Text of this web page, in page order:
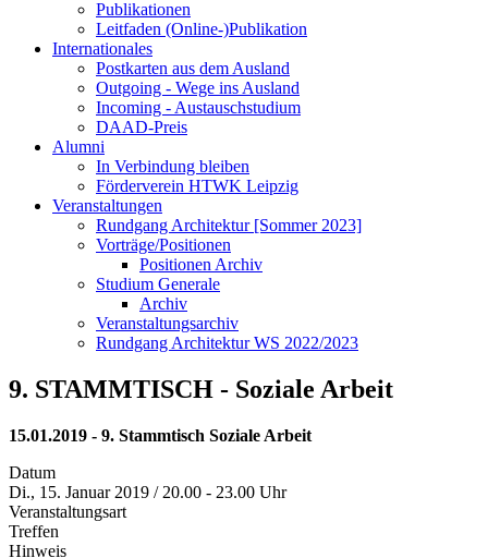
Publikationen
Leitfaden (Online-)Publikation
Internationales
Postkarten aus dem Ausland
Outgoing - Wege ins Ausland
Incoming - Austauschstudium
DAAD-Preis
Alumni
In Verbindung bleiben
Förderverein HTWK Leipzig
Veranstaltungen
Rundgang Architektur [Sommer 2023]
Vorträge/Positionen
Positionen Archiv
Studium Generale
Archiv
Veranstaltungsarchiv
Rundgang Architektur WS 2022/2023
9. STAMMTISCH - Soziale Arbeit
15.01.2019 - 9. Stammtisch Soziale Arbeit
Datum
Di., 15. Januar 2019 / 20.00 - 23.00 Uhr
Veranstaltungsart
Treffen
Hinweis